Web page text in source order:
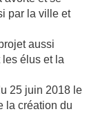
par la ville et
aussi
élus et la
25 juin 2018 le
la création du